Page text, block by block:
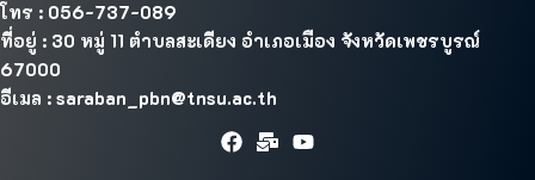
โทร : 056-737-089
ที่อยู่ : 30 หมู่ 11 ตำบลสะเดียง อำเภอเมือง จังหวัดเพชรบูรณ์
67000
อีเมล : saraban_pbn@tnsu.ac.th